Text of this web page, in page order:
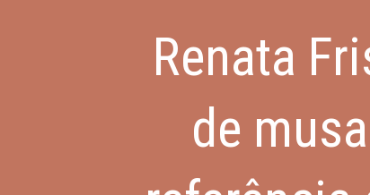
Renata
de